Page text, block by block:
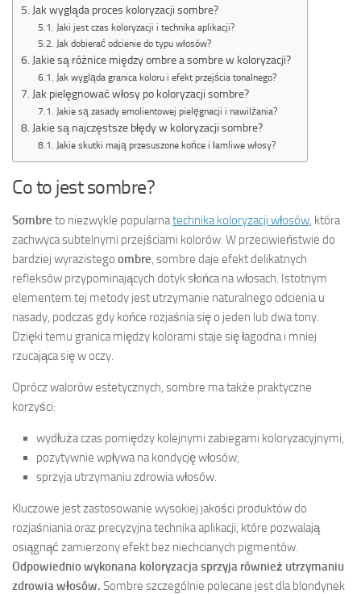
Jak wygląda proces koloryzacji sombre?
Jaki jest czas koloryzacji i technika aplikacji?
Jak dobierać odcienie do typu włosów?
Jakie są różnice między ombre a sombre w koloryzacji?
Jak wygląda granica koloru i efekt przejścia tonalnego?
Jak pielęgnować włosy po koloryzacji sombre?
Jakie są zasady emolientowej pielęgnacji i nawilżania?
Jakie są najczęstsze błędy w koloryzacji sombre?
Jakie skutki mają przesuszone końce i łamliwe włosy?
Co to jest sombre?
Sombre to niezwykle popularnatechnika koloryzacji włosów, która
zachwyca subtelnymi przejściami kolorów. W przeciwieństwie do
bardziej wyrazistego ombre, sombre daje efekt delikatnych
refleksów przypominających dotyk słońca na włosach. Istotnym
elementem tej metody jest utrzymanie naturalnego odcienia u
nasady, podczas gdy końce rozjaśnia się o jeden lub dwa tony.
Dzięki temu granica między kolorami staje się łagodna i mniej
rzucająca się w oczy.
Oprócz walorów estetycznych, sombre ma także praktyczne
korzyści:
wydłuża czas pomiędzy kolejnymi zabiegami koloryzacyjnymi,
pozytywnie wpływa na kondycję włosów,
sprzyja utrzymaniu zdrowia włosów.
Kluczowe jest zastosowanie wysokiej jakości produktów do
rozjaśniania oraz precyzyjna technika aplikacji, które pozwalają
osiągnąć zamierzony efekt bez niechcianych pigmentów.
Odpowiednio wykonana koloryzacja sprzyja również utrzymaniu
zdrowia włosów. Sombre szczególnie polecane jest dla blondynek